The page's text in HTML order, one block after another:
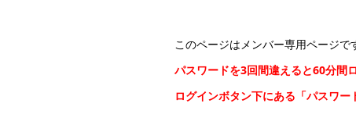
このページはメンバー専用ページで
パスワードを3回間違えると60分間
ログインボタン下にある「パスワー